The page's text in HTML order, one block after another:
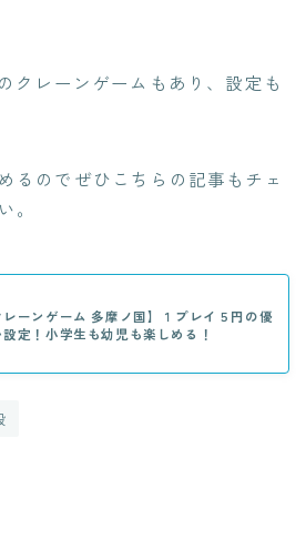
クレーンゲームもあり、設定も
るのでぜひこちらの記事もチェ
。
レーンゲーム 多摩ノ国】１プレイ５円の優
設定！小学生も幼児も楽しめる！